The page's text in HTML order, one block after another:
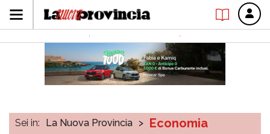
Sei in: La Nuova Provincia > Economia